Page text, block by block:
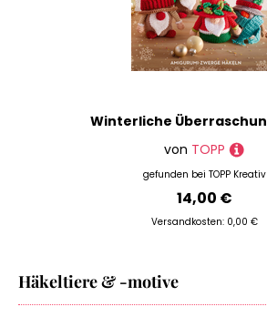
von TOPP
gefunden bei TOPP Kreativ
14,00 €
Versandkosten: 0,00 €
Häkeltiere & -motive